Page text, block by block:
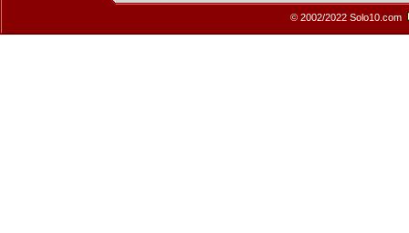
© 2002/2022 Solo10.com